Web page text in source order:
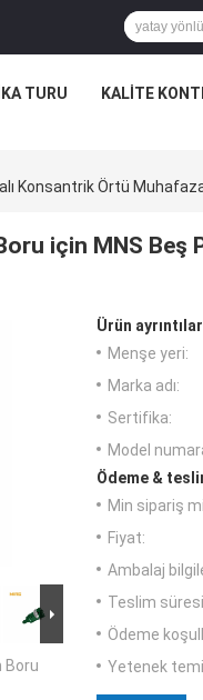
TURU KALITE
Konsantrik Örtü
için MNS
Boru
Ürün
Menşe yeri:
Marka adı:
Sertifika:
Model
Ödeme &
Min sipariş
Fiyat:
Ambalaj
Teslim
Ödeme
Yetenek